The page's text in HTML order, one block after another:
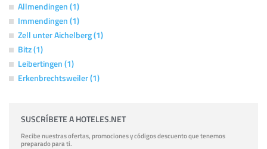
Allmendingen (1)
Immendingen (1)
Zell unter Aichelberg (1)
Bitz (1)
Leibertingen (1)
Erkenbrechtsweiler (1)
SUSCRÍBETE A HOTELES.NET
Recibe nuestras ofertas, promociones y códigos descuento que tenemos
preparado para ti.